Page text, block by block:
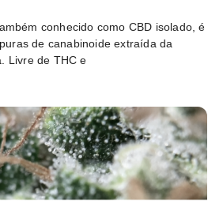
conhecido como CBD isolado, é
de canabinoide extraída da
Livre de THC e